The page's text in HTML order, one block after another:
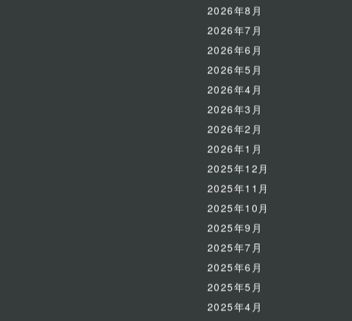
2026年8月
2026年7月
2026年6月
2026年5月
2026年4月
2026年3月
2026年2月
2026年1月
2025年12月
2025年11月
2025年10月
2025年9月
2025年7月
2025年6月
2025年5月
2025年4月